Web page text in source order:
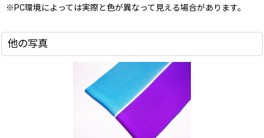
※PC環境によっては実際と色が異なって見える場合があります。
他の写真